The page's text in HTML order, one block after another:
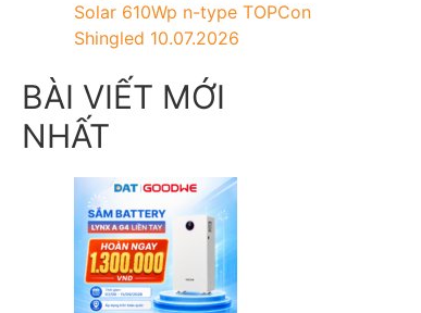
Solar 610Wp n-type TOPCon
Shingled 10.07.2026
BÀI VIẾT MỚI
NHẤT